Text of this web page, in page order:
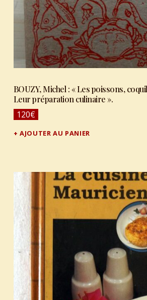
BOUZY, Michel : « Les poissons,
Leur préparation culinaire ».
120€
AJOUTER AU PANIER